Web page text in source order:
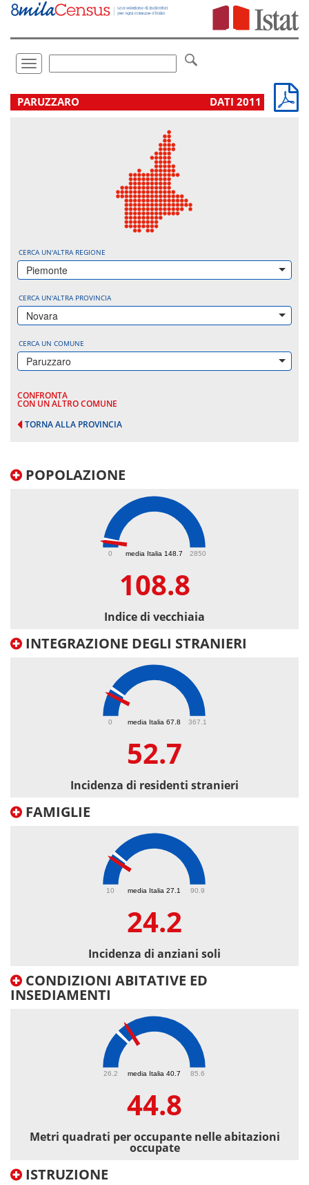
Vai
direttamente
Toggle
navigation
.
PARUZZARO DATI 2011
CERCA UN'ALTRA REGIONE
Piemonte
CERCA UN'ALTRA PROVINCIA
Novara
CERCA UN COMUNE
Paruzzaro
CONFRONTA
CON UN ALTRO COMUNE
TORNA ALLA PROVINCIA
POPOLAZIONE
media Italia 148.7
0 2850
108.8
Indice di vecchiaia
INTEGRAZIONE DEGLI STRANIERI
media Italia 67.8
0 367.1
52.7
Incidenza di residenti stranieri
FAMIGLIE
media Italia 27.1
10 90.9
24.2
Incidenza di anziani soli
CONDIZIONI ABITATIVE ED
INSEDIAMENTI
media Italia 40.7
26.2 85.6
44.8
Metri quadrati per occupante nelle abitazioni
occupate
ISTRUZIONE